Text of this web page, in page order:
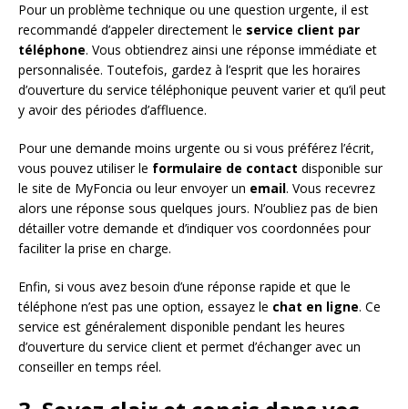
Pour un problème technique ou une question urgente, il est
recommandé d’appeler directement le service client par
téléphone. Vous obtiendrez ainsi une réponse immédiate et
personnalisée. Toutefois, gardez à l’esprit que les horaires
d’ouverture du service téléphonique peuvent varier et qu’il peut
y avoir des périodes d’affluence.
Pour une demande moins urgente ou si vous préférez l’écrit,
vous pouvez utiliser le formulaire de contact disponible sur
le site de MyFoncia ou leur envoyer un email. Vous recevrez
alors une réponse sous quelques jours. N’oubliez pas de bien
détailler votre demande et d’indiquer vos coordonnées pour
faciliter la prise en charge.
Enfin, si vous avez besoin d’une réponse rapide et que le
téléphone n’est pas une option, essayez le chat en ligne. Ce
service est généralement disponible pendant les heures
d’ouverture du service client et permet d’échanger avec un
conseiller en temps réel.